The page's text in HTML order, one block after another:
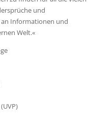
und
an Informationen und
Welt.«